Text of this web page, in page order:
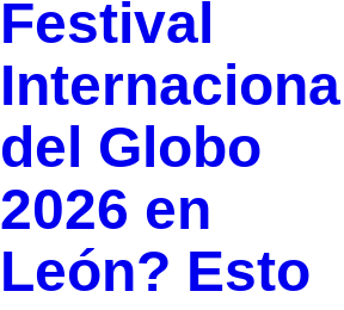
Festival
del Globo
2026 en
León? Esto